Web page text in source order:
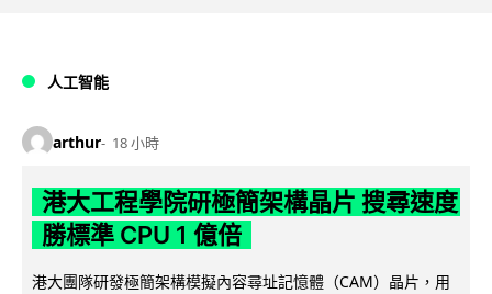
人工智能
arthur 18 小時
港大工程學院研極簡架構晶片 搜尋速度
勝標準 CPU 1 億倍
港大團隊研發極簡架構模擬內容尋址記憶體（CAM）晶片，用